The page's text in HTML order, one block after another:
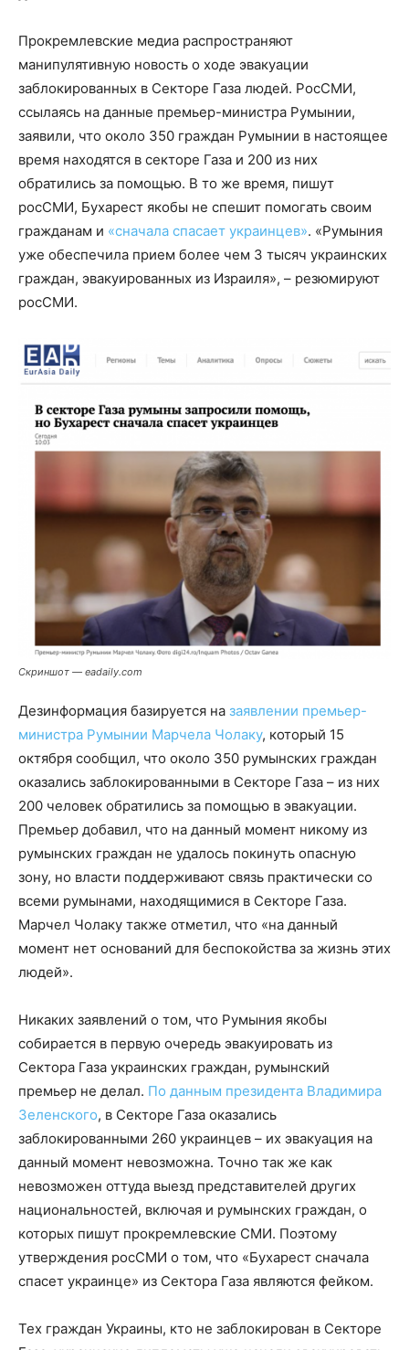
Прокремлевские медиа распространяют
манипулятивную новость о ходе эвакуации
заблокированных в Секторе Газа людей. РосСМИ,
ссылаясь на данные премьер-министра Румынии,
заявили, что около 350 граждан Румынии в настоящее
время находятся в секторе Газа и 200 из них
обратились за помощью. В то же время, пишут
росСМИ, Бухарест якобы не спешит помогать своим
гражданам и «сначала спасает украинцев». «Румыния
уже обеспечила прием более чем 3 тысяч украинских
граждан, эвакуированных из Израиля», – резюмируют
росСМИ.
Скриншот — eadaily.com
Дезинформация базируется на заявлении премьер-
министра Румынии Марчела Чолаку, который 15
октября сообщил, что около 350 румынских граждан
оказались заблокированными в Секторе Газа – из них
200 человек обратились за помощью в эвакуации.
Премьер добавил, что на данный момент никому из
румынских граждан не удалось покинуть опасную
зону, но власти поддерживают связь практически со
всеми румынами, находящимися в Секторе Газа.
Марчел Чолаку также отметил, что «на данный
момент нет оснований для беспокойства за жизнь этих
людей».
Никаких заявлений о том, что Румыния якобы
собирается в первую очередь эвакуировать из
Сектора Газа украинских граждан, румынский
премьер не делал. По данным президента Владимира
Зеленского, в Секторе Газа оказались
заблокированными 260 украинцев – их эвакуация на
данный момент невозможна. Точно так же как
невозможен оттуда выезд представителей других
национальностей, включая и румынских граждан, о
которых пишут прокремлевские СМИ. Поэтому
утверждения росСМИ о том, что «​​Бухарест сначала
спасет украинце» из Сектора Газа являются фейком.
Тех граждан Украины, кто не заблокирован в Секторе